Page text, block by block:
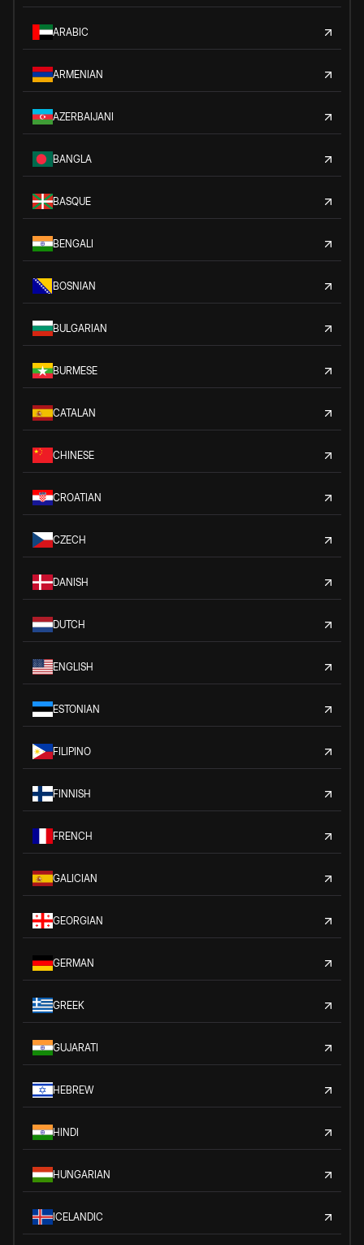
ARABIC
ARMENIAN
AZERBAIJANI
BANGLA
BASQUE
BENGALI
BOSNIAN
BULGARIAN
BURMESE
CATALAN
CHINESE
CROATIAN
CZECH
DANISH
DUTCH
ENGLISH
ESTONIAN
FILIPINO
FINNISH
FRENCH
GALICIAN
GEORGIAN
GERMAN
GREEK
GUJARATI
HEBREW
HINDI
HUNGARIAN
ICELANDIC